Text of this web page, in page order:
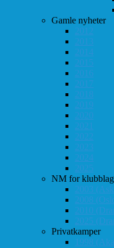
Gamle nyheter
2012
2013
2014
2015
2016
2017
2018
2019
2020
2021
2022
2023
2024
2025
NM for klubblag
2003
2008
2010
2025
Privatkamper
1998